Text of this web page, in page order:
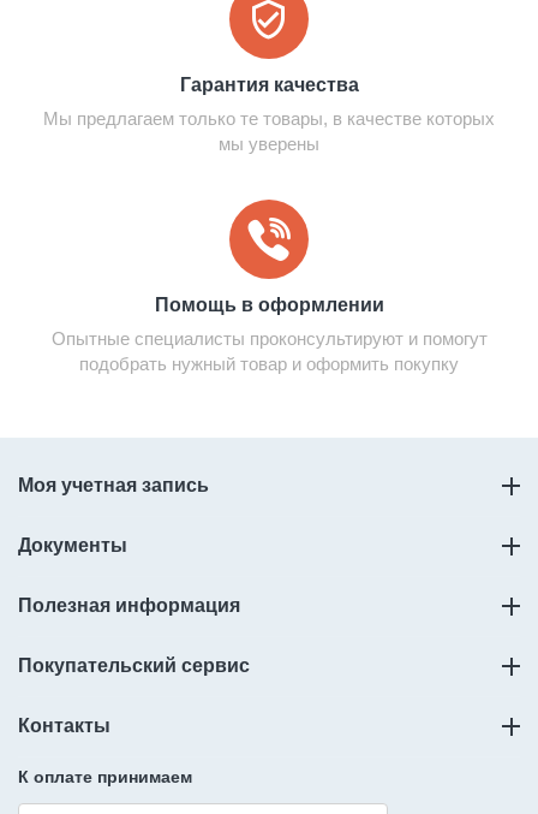
Гарантия качества
Мы предлагаем только те товары, в качестве которых
мы уверены
Помощь в оформлении
Опытные специалисты проконсультируют и помогут
подобрать нужный товар и оформить покупку
Моя учетная запись
Документы
Полезная информация
Покупательский сервис
Контакты
К оплате принимаем